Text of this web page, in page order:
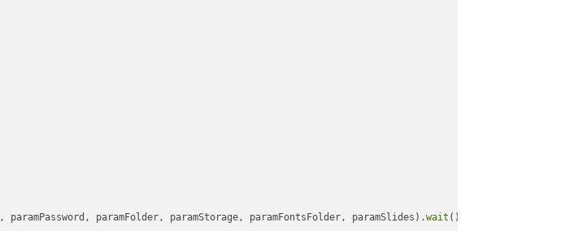
paramPassword, paramFolder, paramStorage, paramFontsFolder, paramSlides).wait ();